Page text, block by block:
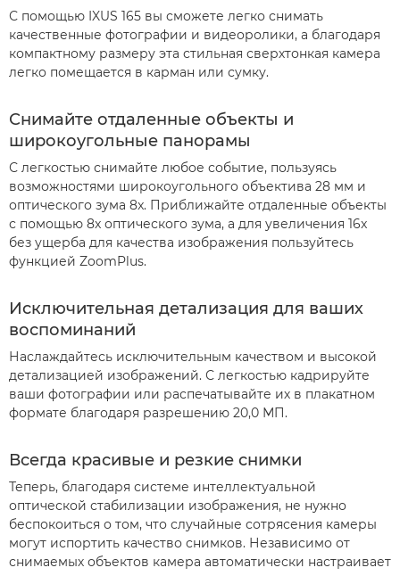
С помощью IXUS 165 вы сможете легко снимать
качественные фотографии и видеоролики, а благодаря
компактному размеру эта стильная сверхтонкая камера
легко помещается в карман или сумку.
Снимайте отдаленные объекты и
широкоугольные панорамы
С легкостью снимайте любое событие, пользуясь
возможностями широкоугольного объектива 28 мм и
оптического зума 8x. Приближайте отдаленные объекты
с помощью 8x оптического зума, а для увеличения 16x
без ущерба для качества изображения пользуйтесь
функцией ZoomPlus.
Исключительная детализация для ваших
воспоминаний
Наслаждайтесь исключительным качеством и высокой
детализацией изображений. С легкостью кадрируйте
ваши фотографии или распечатывайте их в плакатном
формате благодаря разрешению 20,0 МП.
Всегда красивые и резкие снимки
Теперь, благодаря системе интеллектуальной
оптической стабилизации изображения, не нужно
беспокоиться о том, что случайные сотрясения камеры
могут испортить качество снимков. Независимо от
снимаемых объектов камера автоматически настраивает